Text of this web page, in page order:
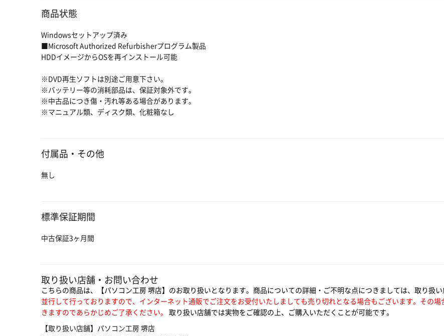
商品状態
Windowsセットアップ済み
■Microsoft Authorized Refurbisherプログラム製品
HDDイメージからOSを再インストール可能
※DVD再生ソフトは別途ご用意下さい。
※バッテリー等の消耗部品は、保証対象外です。
※中古品につき傷・汚れ等ある場合があります。
※マニュアル類、ディスク類、化粧箱なし
付属品・その他
無し
標準保証期間
中古保証3ヶ月間
取り扱い店舗・お問い合わせ
こちらの商品は、【パソコン工房 堺店】のお取り扱いとなります。商品についての詳細・ご不明な点につきましては、取り扱い
並行して行っておりますので、インターネット通販でご注文をお受付いたしましても売り切れとなる場合もございます。その
きますのであらかじめご了承ください。 取り扱い店舗では実物をご確認の上、ご購入いただくことが可能です。
【取り扱い店舗】パソコン工房 堺店